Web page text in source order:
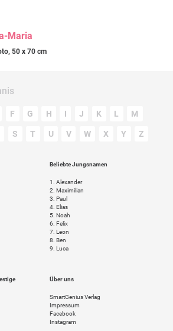
Maria
50 x 70 cm
F G H I J K L M
S T U V W X Y Z
Beliebte Jungsnamen
1. Alexander
2. Maximilian
3. Paul
4. Elias
5. Noah
6. Felix
7. Leon
8. Ben
9. Luca
Über uns
SmartGenius Verlag
Impressum
Facebook
Instagram